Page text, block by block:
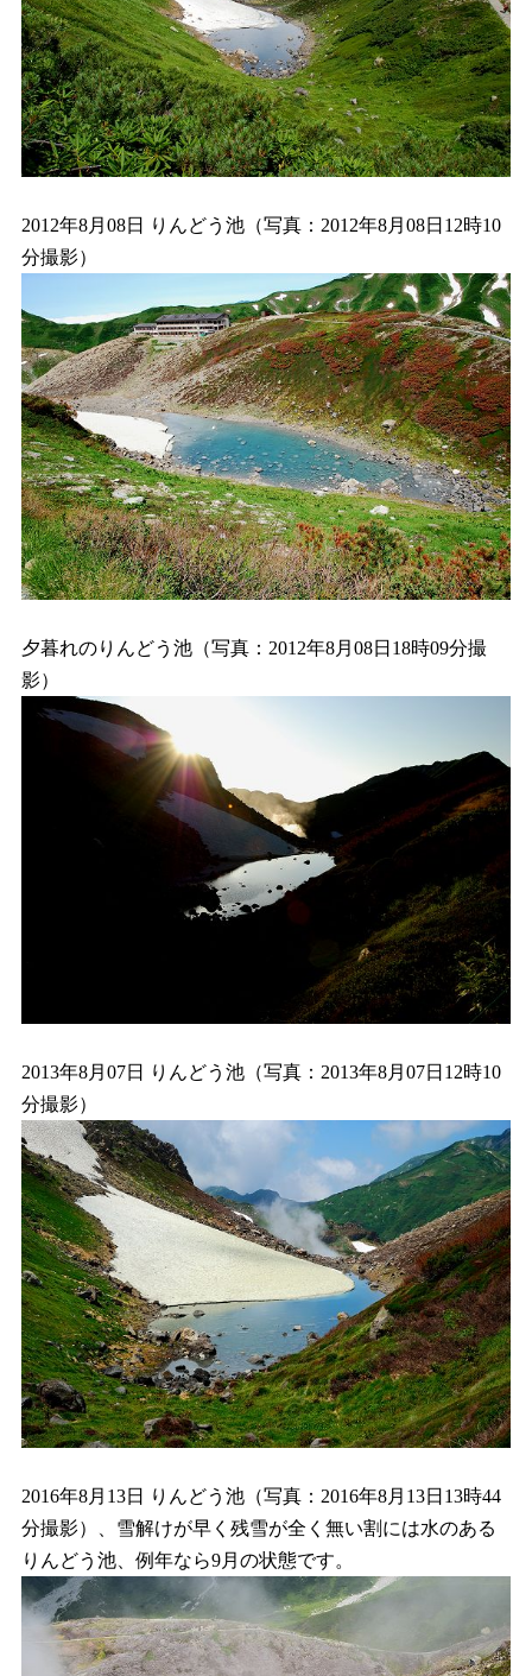
2012年8月08日 りんどう池（写真：2012年8月08日12時10
分撮影）
夕暮れのりんどう池（写真：2012年8月08日18時09分撮
影）
2013年8月07日 りんどう池（写真：2013年8月07日12時10
分撮影）
2016年8月13日 りんどう池（写真：2016年8月13日13時44
分撮影）、雪解けが早く残雪が全く無い割には水のある
りんどう池、例年なら9月の状態です。